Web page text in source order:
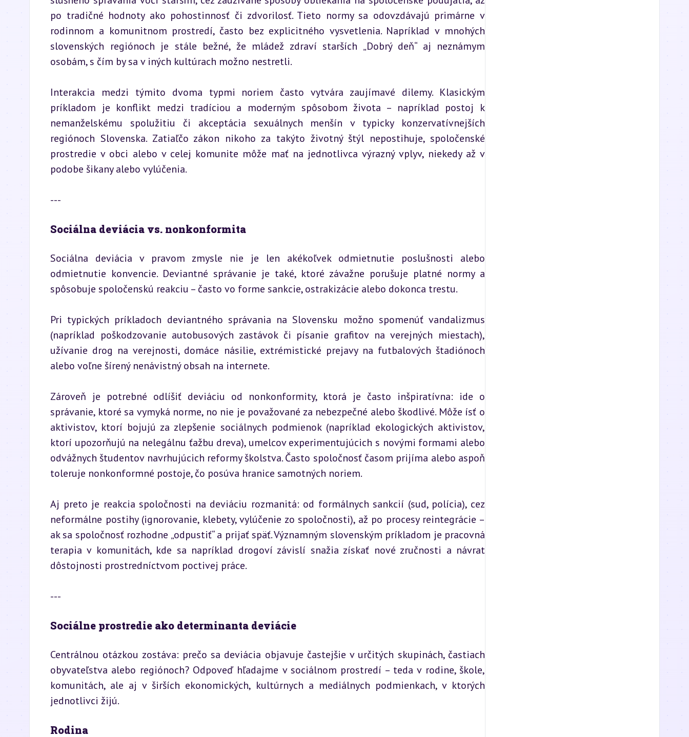
po tradičné hodnoty ako pohostinnosť či zdvorilosť. Tieto normy sa odovzdávajú primárne v
rodinnom a komunitnom prostredí, často bez explicitného vysvetlenia. Napríklad v mnohých
slovenských regiónoch je stále bežné, že mládež zdraví starších „Dobrý deň“ aj neznámym
osobám, s čím by sa v iných kultúrach možno nestretli.
Interakcia medzi týmito dvoma typmi noriem často vytvára zaujímavé dilemy. Klasickým
príkladom je konflikt medzi tradíciou a moderným spôsobom života – napríklad postoj k
nemanželskému spolužitiu či akceptácia sexuálnych menšín v typicky konzervatívnejších
regiónoch Slovenska. Zatiaľčo zákon nikoho za takýto životný štýl nepostihuje, spoločenské
prostredie v obci alebo v celej komunite môže mať na jednotlivca výrazný vplyv, niekedy až v
podobe šikany alebo vylúčenia.
---
Sociálna deviácia vs. nonkonformita
Sociálna deviácia v pravom zmysle nie je len akékoľvek odmietnutie poslušnosti alebo
odmietnutie konvencie. Deviantné správanie je také, ktoré závažne porušuje platné normy a
spôsobuje spoločenskú reakciu – často vo forme sankcie, ostrakizácie alebo dokonca trestu.
Pri typických príkladoch deviantného správania na Slovensku možno spomenúť vandalizmus
(napríklad poškodzovanie autobusových zastávok či písanie grafitov na verejných miestach),
užívanie drog na verejnosti, domáce násilie, extrémistické prejavy na futbalových štadiónoch
alebo voľne šírený nenávistný obsah na internete.
Zároveň je potrebné odlíšiť deviáciu od nonkonformity, ktorá je často inšpiratívna: ide o
správanie, ktoré sa vymyká norme, no nie je považované za nebezpečné alebo škodlivé. Môže ísť o
aktivistov, ktorí bojujú za zlepšenie sociálnych podmienok (napríklad ekologických aktivistov,
ktorí upozorňujú na nelegálnu ťažbu dreva), umelcov experimentujúcich s novými formami alebo
odvážnych študentov navrhujúcich reformy školstva. Často spoločnosť časom prijíma alebo aspoň
toleruje nonkonformné postoje, čo posúva hranice samotných noriem.
Aj preto je reakcia spoločnosti na deviáciu rozmanitá: od formálnych sankcií (sud, polícia), cez
neformálne postihy (ignorovanie, klebety, vylúčenie zo spoločnosti), až po procesy reintegrácie –
ak sa spoločnosť rozhodne „odpustiť“ a prijať späť. Významným slovenským príkladom je pracovná
terapia v komunitách, kde sa napríklad drogoví závislí snažia získať nové zručnosti a návrat
dôstojnosti prostredníctvom poctivej práce.
---
Sociálne prostredie ako determinanta deviácie
Centrálnou otázkou zostáva: prečo sa deviácia objavuje častejšie v určitých skupinách, častiach
obyvateľstva alebo regiónoch? Odpoveď hľadajme v sociálnom prostredí – teda v rodine, škole,
komunitách, ale aj v širších ekonomických, kultúrnych a mediálnych podmienkach, v ktorých
jednotlivci žijú.
Rodina